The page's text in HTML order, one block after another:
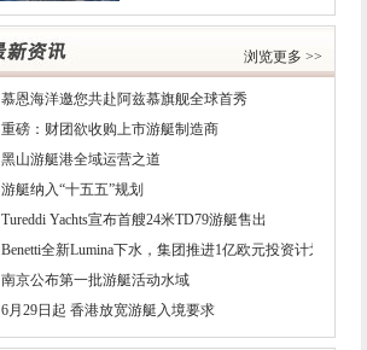
浏览更多 >>
慕恩海洋邀您共赴阿兹慕旗舰全球首秀
重磅：财团欲收购上市游艇制造商
黑山游艇港全域运营之道
游艇纳入“十五五”规划
Tureddi Yachts宣布首艘24米TD79游艇售出
Benetti全新Lumina下水，集团推进1亿欧元投资计划
南京公布第一批游艇活动水域
6月29日起 香港放宽游艇入境要求